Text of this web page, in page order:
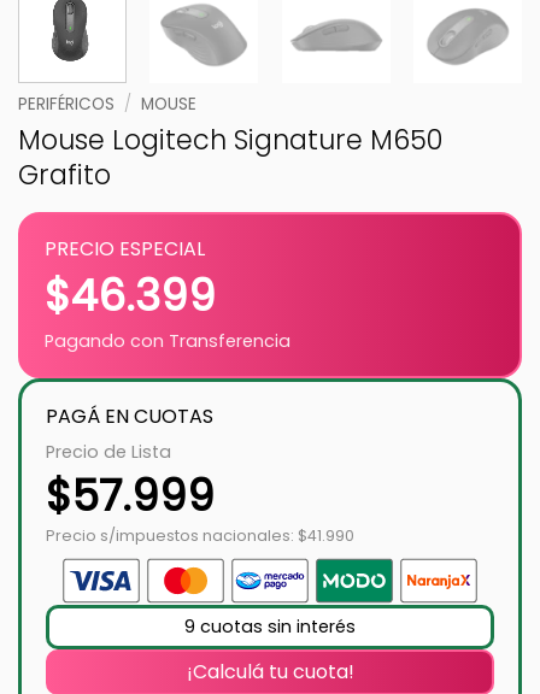
PERIFÉRICOS / MOUSE
Mouse Logitech Signature M650
Grafito
PRECIO ESPECIAL
$46.399
Pagando con Transferencia
PAGÁ EN CUOTAS
Precio de Lista
$57.999
Precio s/impuestos nacionales: $41.990
9 cuotas sin interés
¡Calculá tu cuota!